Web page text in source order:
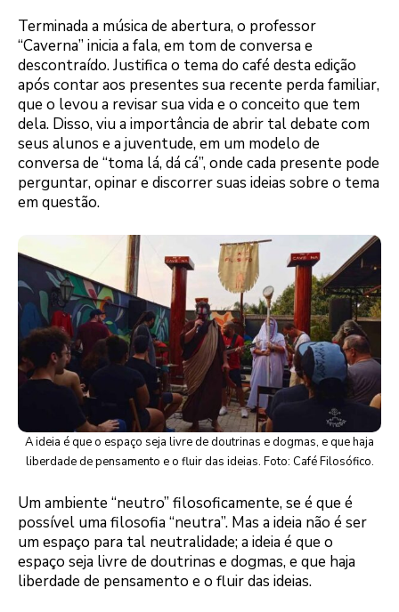
Terminada a música de abertura, o professor
“Caverna” inicia a fala, em tom de conversa e
descontraído. Justifica o tema do café desta edição
após contar aos presentes sua recente perda familiar,
que o levou a revisar sua vida e o conceito que tem
dela. Disso, viu a importância de abrir tal debate com
seus alunos e a juventude, em um modelo de
conversa de “toma lá, dá cá”, onde cada presente pode
perguntar, opinar e discorrer suas ideias sobre o tema
em questão.
A ideia é que o espaço seja livre de doutrinas e dogmas, e que haja
liberdade de pensamento e o fluir das ideias. Foto: Café Filosófico.
Um ambiente “neutro” filosoficamente, se é que é
possível uma filosofia “neutra”. Mas a ideia não é ser
um espaço para tal neutralidade; a ideia é que o
espaço seja livre de doutrinas e dogmas, e que haja
liberdade de pensamento e o fluir das ideias.